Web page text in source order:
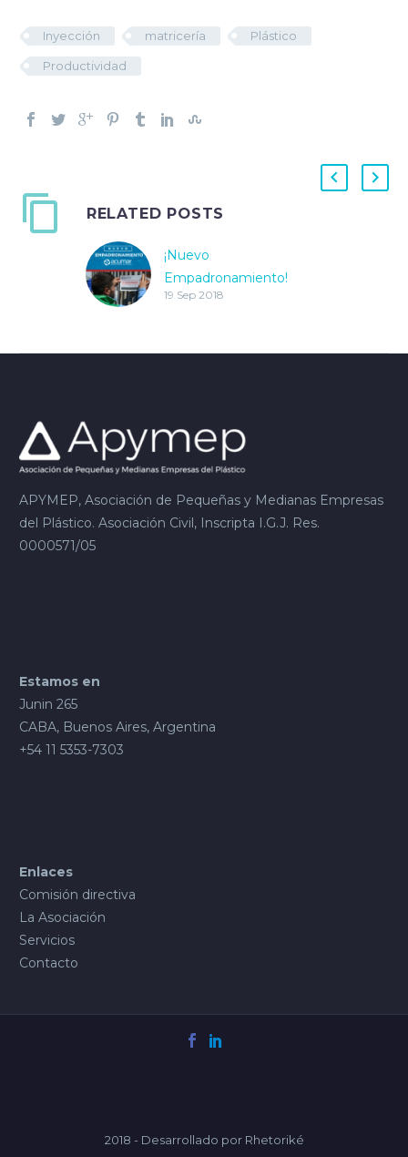
Inyección matricería Plástico
Productividad
RELATED POSTS
¡Nuevo
Empadronamiento!
Registrá tu
actividades, que se
encuentren radicadas
la Cuenca Hídrica…
19 Sep 2018
APYMEP, Asociación de Pequeñas y Medianas Empresas
del Plástico. Asociación Civil, Inscripta I.G.J. Res.
0000571/05
Estamos en
Junin 265
CABA, Buenos Aires, Argentina
+54 11 5353-7303
Enlaces
Comisión directiva
La Asociación
Servicios
Contacto
2018 - Desarrollado por Rhetoriké